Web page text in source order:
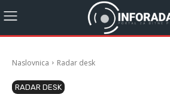
Naslovnica Radar desk
RADAR DESK